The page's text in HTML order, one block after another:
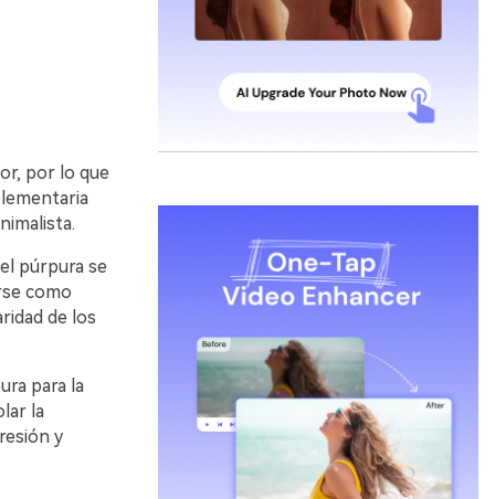
por lo que
púrpura se
como
de los
para la
la
y